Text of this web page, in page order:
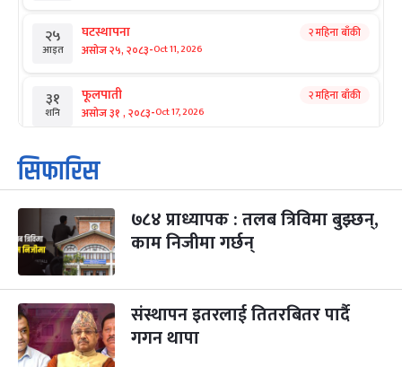
२५
आइत
घटस्थापना
असोज २५, २०८३-Oct 11, 2026
२ महिना बाँकी
३१
शनि
फूलपाती
असोज ३१ , २०८३-Oct 17, 2026
२ महिना बाँकी
१
आइत
कार्तिक सङ्क्रान्ति
कार्तिक १, २०८३
३
मंगल
महानवमी
कार्तिक ३, २०८३-Oct 20, 2026
२ महिना बाँकी
४
बुध कार्तिक ४, २०८३
५ पापा‌ङ्कुशा एकादशी व्रत
सिफारिस
७८४ प्राध्यापक : तलब त्रिविमा बुझ्छन्,
काम निजीमा गर्छन्
संस्थापन इतरलाई तितरबितर पार्दै
गगन थापा